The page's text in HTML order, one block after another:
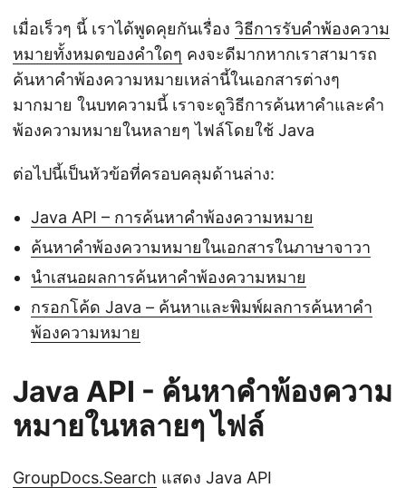
o
เมื่อเร็วๆ นี้ เราได้พูดคุยกันเรื่อง วิธีการรับคำพ้องความ
หมายทั้งหมดของคำใดๆ คงจะดีมากหากเราสามารถ
ค้นหาคำพ้องความหมายเหล่านี้ในเอกสารต่างๆ
มากมาย ในบทความนี้ เราจะดูวิธีการค้นหาคำและคำ
พ้องความหมายในหลายๆ ไฟล์โดยใช้ Java
ต่อไปนี้เป็นหัวข้อที่ครอบคลุมด้านล่าง:
Java API – การค้นหาคำพ้องความหมาย
ค้นหาคำพ้องความหมายในเอกสารในภาษาจาวา
นำเสนอผลการค้นหาคำพ้องความหมาย
กรอกโค้ด Java – ค้นหาและพิมพ์ผลการค้นหาคำ
พ้องความหมาย
Java API - ค้นหาคำพ้องความ
หมายในหลายๆ ไฟล์
GroupDocs.Search แสดง Java API